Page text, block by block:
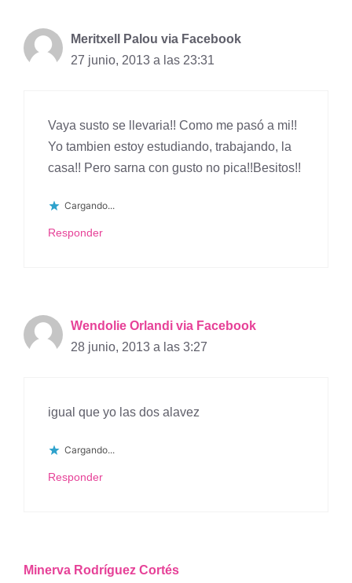
Meritxell Palou via Facebook
27 junio, 2013 a las 23:31
Vaya susto se llevaria!! Como me pasó a mi!!
Yo tambien estoy estudiando, trabajando, la
casa!! Pero sarna con gusto no pica!!Besitos!!
Cargando...
Responder
Wendolie Orlandi via Facebook
28 junio, 2013 a las 3:27
igual que yo las dos alavez
Cargando...
Responder
Minerva Rodríguez Cortés